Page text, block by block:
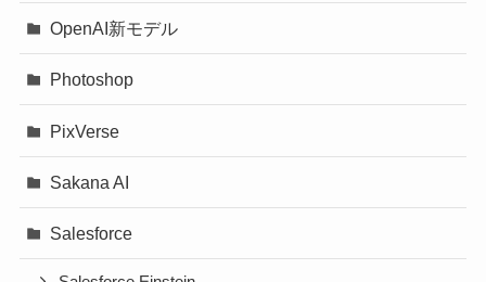
OpenAI新モデル
Photoshop
PixVerse
Sakana AI
Salesforce